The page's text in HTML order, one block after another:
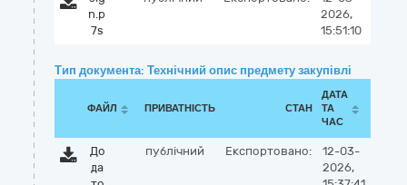
n.p
7s
2026,
15:51:10
Тип документа: Технічний опис предмету закупівлі
ФАЙЛ ПРИВАТНІСТЬ СТАН
ДАТА
ТА
ЧАС
До
да
публічний Експортовано:
12-03-
2026,